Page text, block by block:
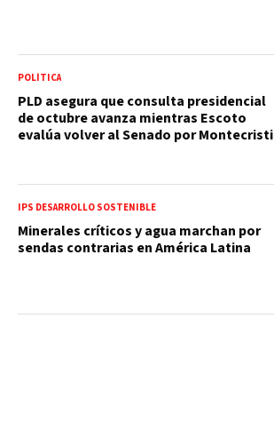
POLÍTICA
PLD asegura que consulta presidencial
de octubre avanza mientras Escoto
evalúa volver al Senado por Montecristi
IPS DESARROLLO SOSTENIBLE
Minerales críticos y agua marchan por
sendas contrarias en América Latina